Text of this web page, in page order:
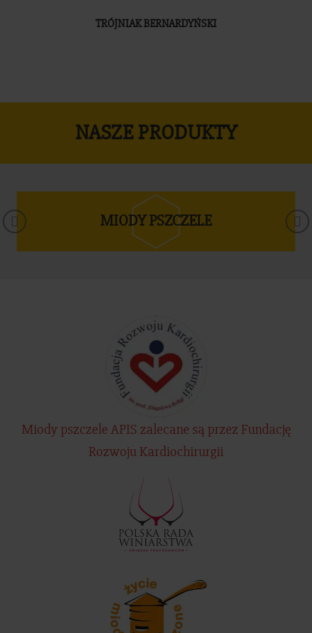
TRÓJNIAK BERNARDYŃSKI
NASZE PRODUKTY
MIODY PSZCZELE
Miody pszczele APIS zalecane są przez Fundację
Rozwoju Kardiochirurgii